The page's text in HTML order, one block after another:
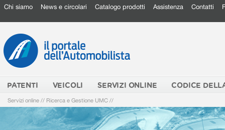
Chi siamo News e circolari Catalogo prodotti Assistenza Contatti
PATENTI VEICOLI SERVIZI ONLINE CODICE
Servizi online // Ricerca e Gestione UMC //